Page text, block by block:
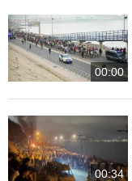
00:00
00:34